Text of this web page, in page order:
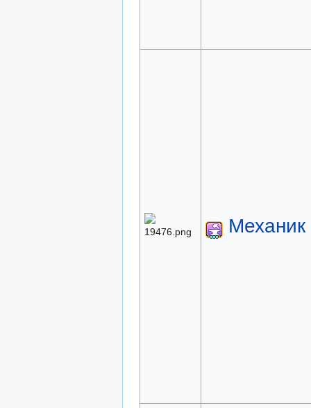
Механик